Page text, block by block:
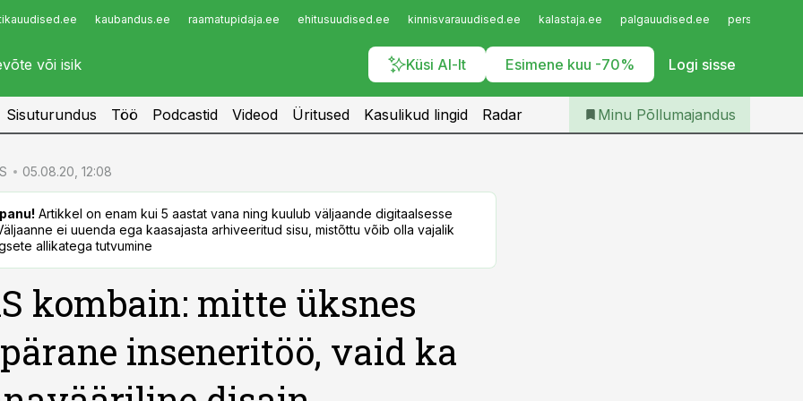
kaubandus.ee raamatupidaja.ee ehitusuudised.ee kinnisvarauudised.ee kalastaja.ee palgauudised.ee
Küsi AI-lt Esimene kuu -70% Logi sisse
Infopank
Iseteenindus
Telli Põllumajandus
Sisuturundus Töö Podcastid Videod Üritused Kasulikud lingid Radar Minu Põllumajandus
05.08.20, 12:08
Artikkel on enam kui 5 aastat vana ning kuulub väljaande digitaalsesse
ei uuenda ega kaasajasta arhiveeritud sisu, mistõttu võib olla vajalik
allikatega tutvumine
kombain: mitte üksnes
inseneritöö, vaid ka